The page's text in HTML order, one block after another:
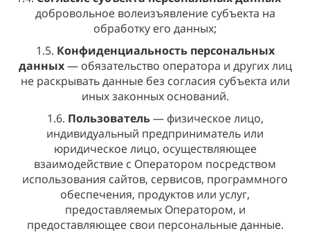
добровольное волеизъявление субъекта на
обработку его данных;
1.5. Конфиденциальность персональных
данных— обязательство оператора и других лиц
не раскрывать данные без согласия субъекта или
иных законных оснований.
1.6. Пользователь— физическое лицо,
индивидуальный предприниматель или
юридическое лицо, осуществляющее
взаимодействие с Оператором посредством
использования сайтов, сервисов, программного
обеспечения, продуктов или услуг,
предоставляемых Оператором, и
предоставляющее свои персональные данные.